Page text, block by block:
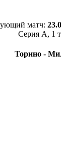
матч:
Серия А, 1
Торино -